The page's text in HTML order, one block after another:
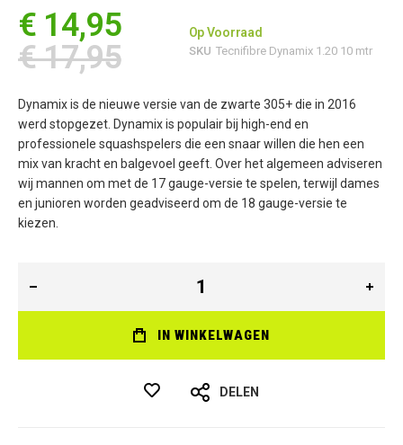
€ 14,95
€ 17,95
Op Voorraad
SKU Tecnifibre Dynamix 1.20 10 mtr
Dynamix is de nieuwe versie van de zwarte 305+ die in 2016
werd stopgezet. Dynamix is populair bij high-end en
professionele squashspelers die een snaar willen die hen een
mix van kracht en balgevoel geeft. Over het algemeen adviseren
wij mannen om met de 17 gauge-versie te spelen, terwijl dames
en junioren worden geadviseerd om de 18 gauge-versie te
kiezen.
IN WINKELWAGEN
DELEN